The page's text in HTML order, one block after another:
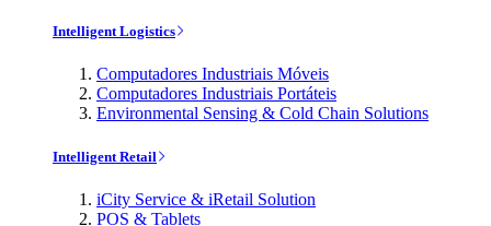
Intelligent Logistics
Computadores Industriais Móveis
Computadores Industriais Portáteis
Environmental Sensing & Cold Chain Solutions
Intelligent Retail
iCity Service & iRetail Solution
POS & Tablets